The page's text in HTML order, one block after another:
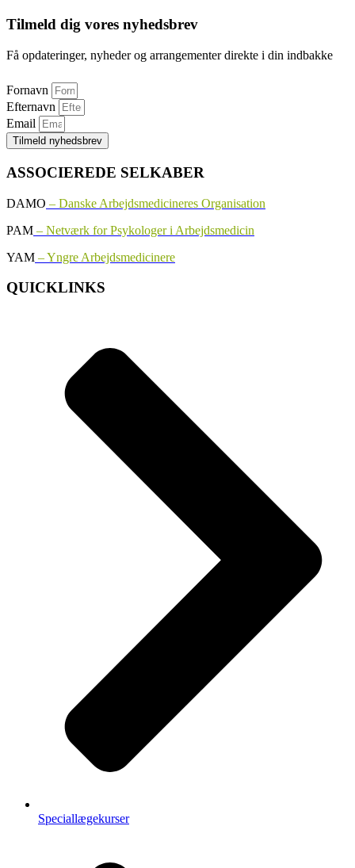
Tilmeld dig vores nyhedsbrev
Få opdateringer, nyheder og arrangementer direkte i din indbakke
Fornavn
Efternavn
Email
Tilmeld nyhedsbrev
ASSOCIEREDE SELKABER
DAMO – Danske Arbejdsmedicineres Organisation
PAM – Netværk for Psykologer i Arbejdsmedicin
YAM – Yngre Arbejdsmedicinere
QUICKLINKS
Speciallægekurser